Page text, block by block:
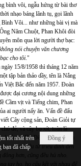
bình vôi, ngẫu hứng từ bài thơ
nhạo báng lãnh tụ, gọi lãnh
Vôi... như những bài vị mà
Năm Chuột, Phan Khôi đòi
môn qua lời người thợ bạc:
nói chuyện văn chương
cho tôi."
15/8/1958 thì tháng 12 năm
tập bản thảo dầy, tên là Nắng
Việt Bắc đến năm 1957. Đoàn
đại cương nội dung những
Cầm vịt và Tiếng chim, Phan
ai người nấy ăn. Vấn đề đấu
Cây cộng sản, Đoàn Giỏi tự
đẻ, và cây bọ xít, toàn là
cỏ cụ Hồ? Đến bài giới thiệu
quan liêu từ triều đình đến
hơn, cũng đều hủ nho.
tay họ, họ cấu kết với nhau để
Đồng ý
tốt nhất trên
bạn đã chấp